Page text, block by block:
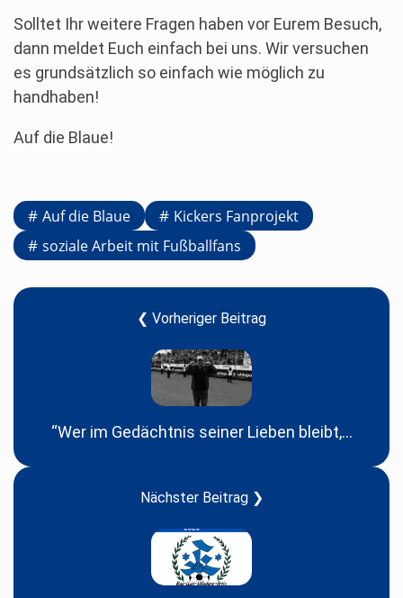
Solltet Ihr weitere Fragen haben vor Eurem Besuch,
dann meldet Euch einfach bei uns. Wir versuchen
es grundsätzlich so einfach wie möglich zu
handhaben!
Auf die Blaue!
Auf die Blaue
Kickers Fanprojekt
soziale Arbeit mit Fußballfans
❮ Vorheriger Beitrag
“Wer im Gedächtnis seiner Lieben bleibt,...
Nächster Beitrag ❯